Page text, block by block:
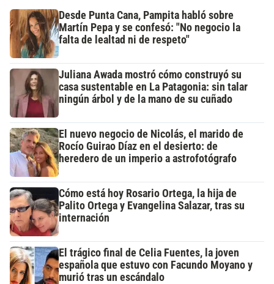
Desde Punta Cana, Pampita habló sobre
Martín Pepa y se confesó: "No negocio la
falta de lealtad ni de respeto"
Juliana Awada mostró cómo construyó su
casa sustentable en La Patagonia: sin talar
ningún árbol y de la mano de su cuñado
El nuevo negocio de Nicolás, el marido de
Rocío Guirao Díaz en el desierto: de
heredero de un imperio a astrofotógrafo
Cómo está hoy Rosario Ortega, la hija de
Palito Ortega y Evangelina Salazar, tras su
internación
El trágico final de Celia Fuentes, la joven
española que estuvo con Facundo Moyano y
murió tras un escándalo